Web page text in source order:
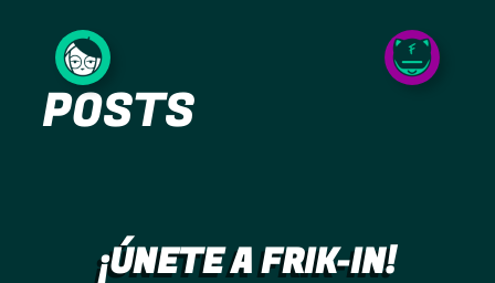
contenido
POSTS
¡ÚNETE A FRIK-IN!